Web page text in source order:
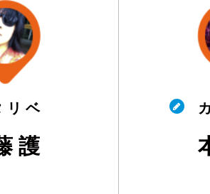
リ ベ
護